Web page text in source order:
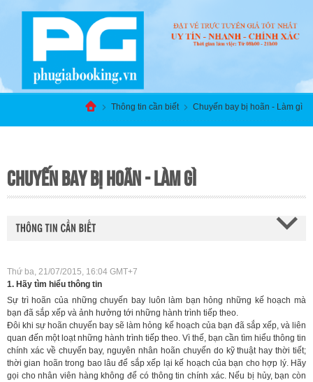
Thông tin cần biết Chuyến bay bị hoãn - Làm gì
CHUYẾN BAY BỊ HOÃN - LÀM GÌ
Thứ ba, 21/07/2015, 16:04 GMT+7
1. Hãy tìm hiểu thông tin
Sự trì hoãn của những chuyến bay luôn làm bạn hỏng những kế hoạch mà
bạn đã sắp xếp và ảnh hưởng tới những hành trình tiếp theo.
Đôi khi sự hoãn chuyến bay sẽ làm hỏng kế hoạch của bạn đã sắp xếp, và liên
quan đến một loạt những hành trình tiếp theo. Vì thế, bạn cần tìm hiểu thông tin
chính xác về chuyến bay, nguyên nhân hoãn chuyến do kỹ thuật hay thời tiết;
thời gian hoãn trong bao lâu để sắp xếp lại kế hoạch của bạn cho hợp lý. Hãy
gọi cho nhân viên hàng không để có thông tin chính xác. Nếu bị hủy, bạn còn